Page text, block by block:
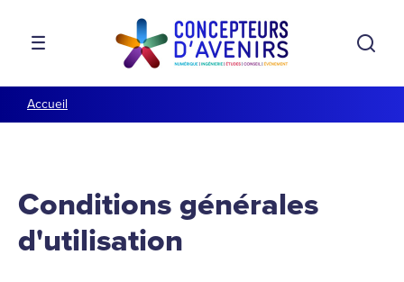
Aller au contenu
Aller à la navigation
MENU
Accueil
Conditions générales
d'utilisation